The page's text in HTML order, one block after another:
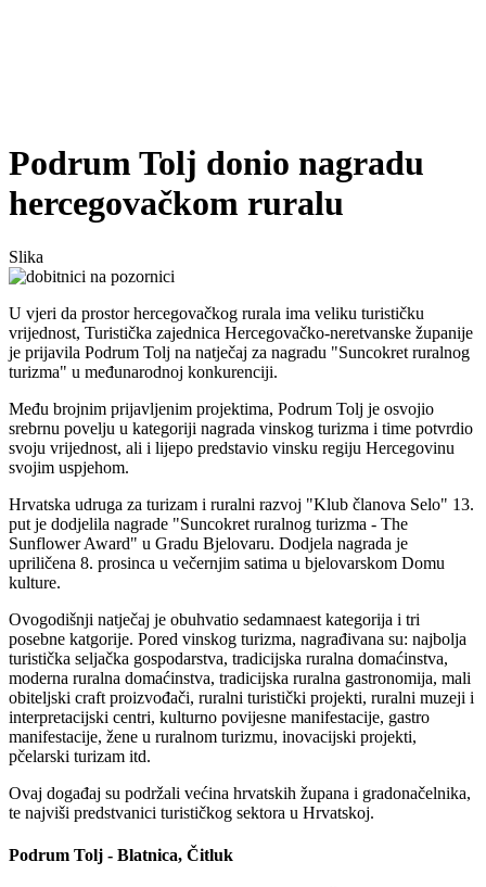
Podrum Tolj donio nagradu
hercegovačkom ruralu
Slika
U vjeri da prostor hercegovačkog rurala ima veliku turističku
vrijednost, Turistička zajednica Hercegovačko-neretvanske županije
je prijavila Podrum Tolj na natječaj za nagradu "Suncokret ruralnog
turizma" u međunarodnoj konkurenciji.
Među brojnim prijavljenim projektima, Podrum Tolj je osvojio
srebrnu povelju u kategoriji nagrada vinskog turizma i time potvrdio
svoju vrijednost, ali i lijepo predstavio vinsku regiju Hercegovinu
svojim uspjehom.
Hrvatska udruga za turizam i ruralni razvoj "Klub članova Selo" 13.
put je dodjelila nagrade "Suncokret ruralnog turizma - The
Sunflower Award" u Gradu Bjelovaru. Dodjela nagrada je
upriličena 8. prosinca u večernjim satima u bjelovarskom Domu
kulture.
Ovogodišnji natječaj je obuhvatio sedamnaest kategorija i tri
posebne katgorije. Pored vinskog turizma, nagrađivana su: najbolja
turistička seljačka gospodarstva, tradicijska ruralna domaćinstva,
moderna ruralna domaćinstva, tradicijska ruralna gastronomija, mali
obiteljski craft proizvođači, ruralni turistički projekti, ruralni muzeji i
interpretacijski centri, kulturno povijesne manifestacije, gastro
manifestacije, žene u ruralnom turizmu, inovacijski projekti,
pčelarski turizam itd.
Ovaj događaj su podržali većina hrvatskih župana i gradonačelnika,
te najviši predstvanici turističkog sektora u Hrvatskoj.
Podrum Tolj - Blatnica, Čitluk